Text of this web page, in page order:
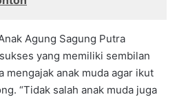
Agung Sagung Putra
yang memiliki sembilan
mengajak anak muda agar ikut
“Tidak salah anak muda juga